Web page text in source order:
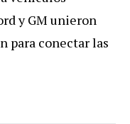
y GM unieron
para conectar las